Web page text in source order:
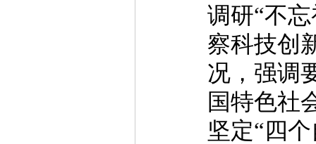
调研“不
察科技创
况，强调
国特色社
坚定“四